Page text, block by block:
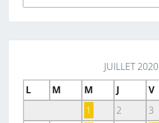
JUILLET 2020
L
M M J V
1
2 3